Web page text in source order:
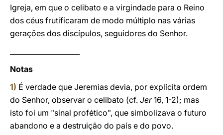
Igreja, em que o celibato e a virgindade para o Reino
dos céus frutificaram de modo múltiplo nas várias
gerações dos discípulos, seguidores do Senhor.
Notas
1) É verdade que Jeremias devia, por explícita ordem
do Senhor, observar o celibato (cf. Jer16, 1-2); mas
isto foi um "sinal profético", que simbolizava o futuro
abandono e a destruição do país e do povo.